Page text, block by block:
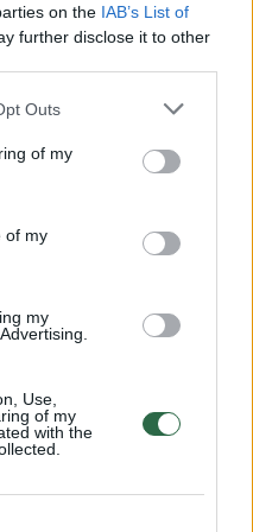
on the IAB’s List of
further disclose it to other
Outs
of my
of my
my
Use,
of my
with the
temperatūra kils iki
00:00:59
Vakarinis aplinkkelis:
automobilis sužalojo